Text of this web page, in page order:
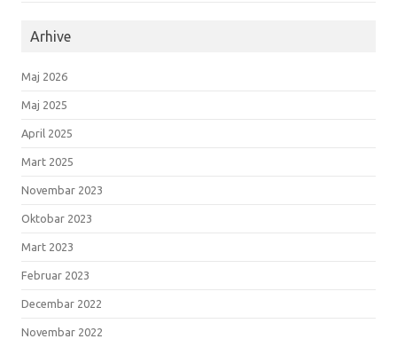
Arhive
Maj 2026
Maj 2025
April 2025
Mart 2025
Novembar 2023
Oktobar 2023
Mart 2023
Februar 2023
Decembar 2022
Novembar 2022